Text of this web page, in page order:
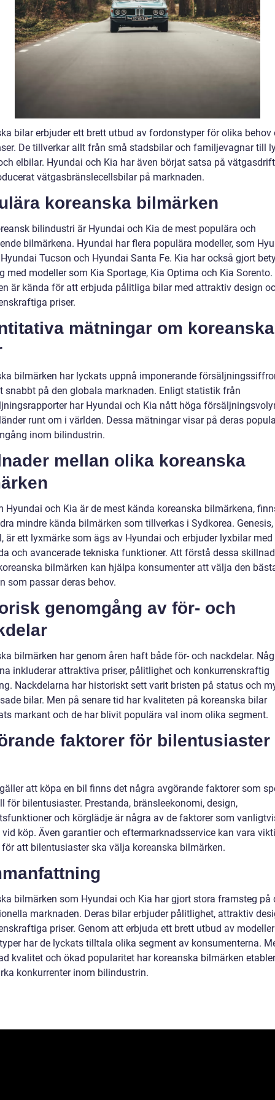
bilar erbjuder ett brett utbud av fordonstyper för olika behov
De tillverkar allt från små stadsbilar och familjevagnar till
elbilar. Hyundai och Kia har även börjat satsa på
vätgasbränslecellsbilar på marknaden.
koreanska bilmärken
bilindustri är Hyundai och Kia de mest populära och
bilmärkena. Hyundai har flera populära modeller, som
Tucson och Hyundai Santa Fe. Kia har också gjort
med modeller som Kia Sportage, Kia Optima och Kia Sorento.
är kända för att erbjuda pålitliga bilar med attraktiv design
priser.
mätningar om koreanska
bilmärken har lyckats uppnå imponerande
snabbt på den globala marknaden. Enligt statistik från
har Hyundai och Kia nått höga
runt om i världen. Dessa mätningar visar på deras
inom bilindustrin.
mellan olika koreanska
Hyundai och Kia är de mest kända koreanska bilmärkena,
mindre kända bilmärken som tillverkas i Sydkorea.
är ett lyxmärke som ägs av Hyundai och erbjuder lyxbilar med
och avancerade tekniska funktioner. Att förstå dessa
bilmärken kan hjälpa konsumenter att välja den
som passar deras behov.
genomgång av för- och
bilmärken har genom åren haft både för- och nackdelar.
inkluderar attraktiva priser, pålitlighet och konkurrenskraftig
Nackdelarna har historiskt sett varit bristen på status och
bilar. Men på senare tid har kvaliteten på koreanska bilar
markant och de har blivit populära val inom olika segment.
faktorer för bilentusiaster
att köpa en bil finns det några avgörande faktorer som
för bilentusiaster. Prestanda, bränsleekonomi, design,
och körglädje är några av de faktorer som
köp. Även garantier och eftermarknadsservice kan vara
att bilentusiaster ska välja koreanska bilmärken.
bilmärken som Hyundai och Kia har gjort stora framsteg på
marknaden. Deras bilar erbjuder pålitlighet, attraktiv
priser. Genom att erbjuda ett brett utbud av
har de lyckats tilltala olika segment av konsumenterna.
kvalitet och ökad popularitet har koreanska bilmärken
konkurrenter inom bilindustrin.